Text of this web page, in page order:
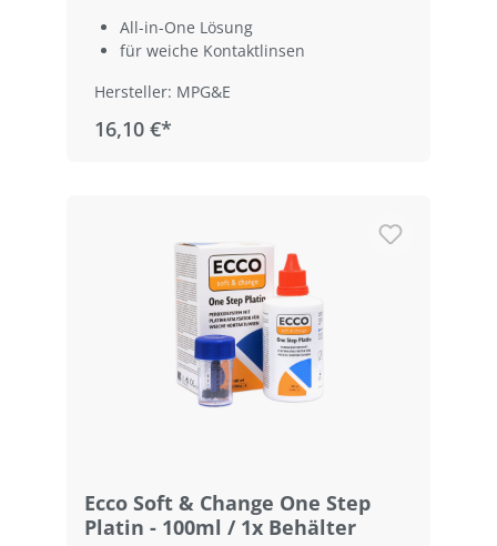
All-in-One Lösung
für weiche Kontaktlinsen
Hersteller: MPG&E
16,10 €*
Ecco Soft & Change One Step
Platin - 100ml / 1x Behälter